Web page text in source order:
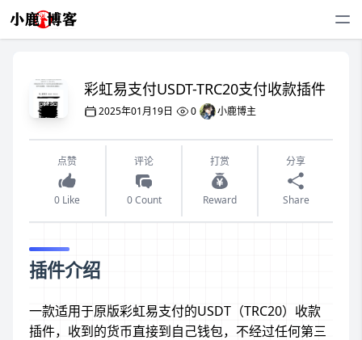
彩虹易支付USDT-TRC20支付收款插件
2025年01月19日 0 小鹿博主
点赞
0 Like
评论
0 Count
打赏
Reward
分享
Share
插件介绍
一款适用于原版彩虹易支付的USDT（TRC20）收款
插件，收到的货币直接到自己钱包，不经过任何第三